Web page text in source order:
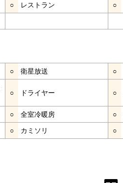
○ レストラン ○
○ 衛星放送 ○
○ ドライヤー ○
○ 全室冷暖房 ○
○ カミソリ ○